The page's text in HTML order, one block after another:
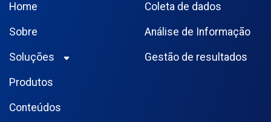
Home
Sobre
Soluções
Produtos
Conteúdos
Coleta de dados
Análise de Informação
Gestão de resultados